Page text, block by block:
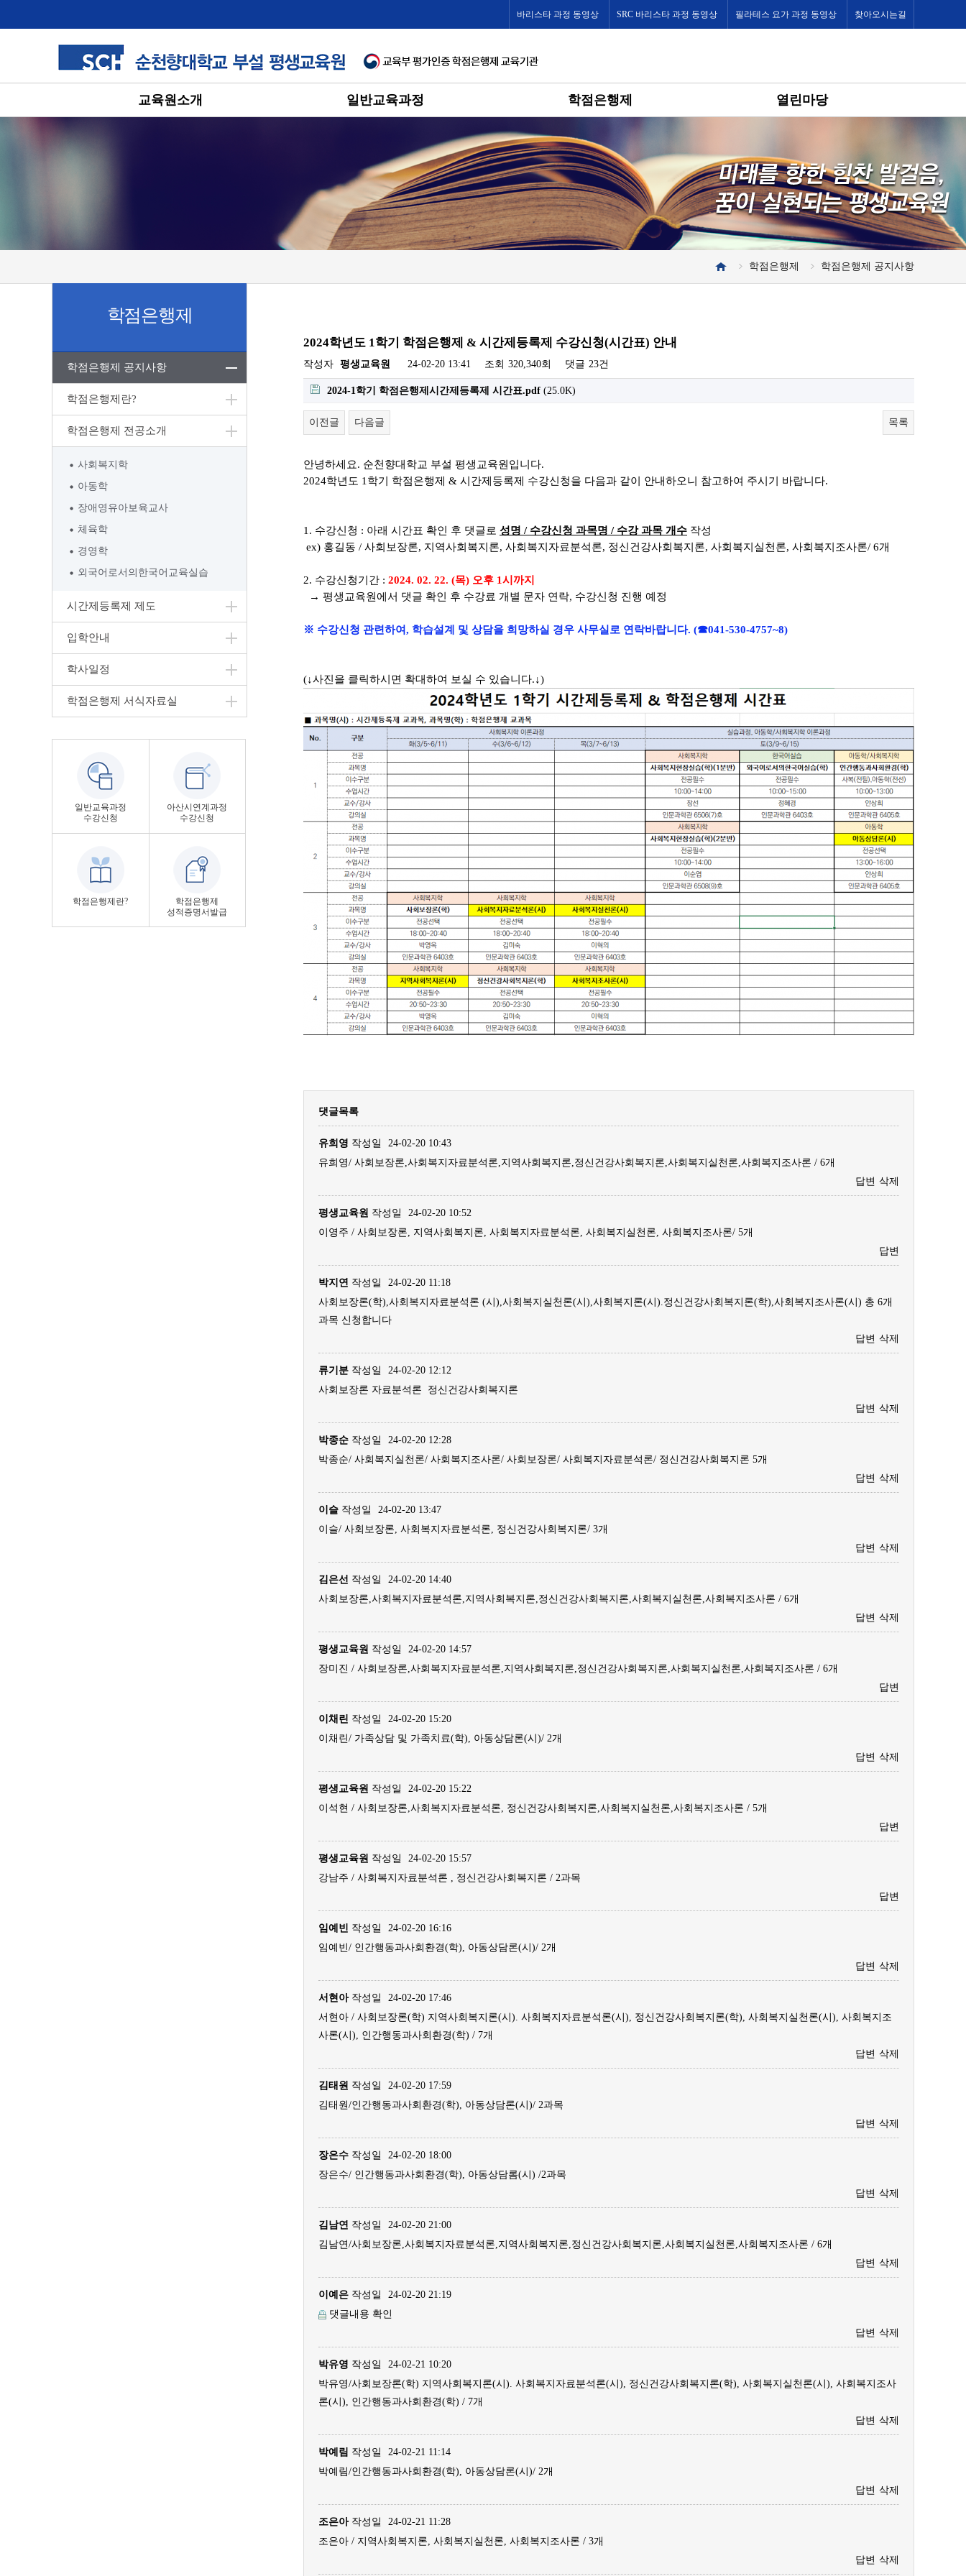
바리스타 과정 동영상 SRC 바리스타 과정 동영상 필라테스 요가 과정 동영상 찾아오시는길
교육원소개 일반교육과정 학점은행제 열린마당
학점은행제 학점은행제 공지사항
학점은행제
학점은행제 공지사항
학점은행제란?
학점은행제 전공소개
사회복지학
아동학
장애영유아보육교사
체육학
경영학
외국어로서의한국어교육실습
시간제등록제 제도
입학안내
학사일정
학점은행제 서식자료실
일반교육과정
수강신청
아산시연계과정
수강신청
학점은행제란?
학점은행제
성적증명서발급
2024학년도 1학기 학점은행제 & 시간제등록제 수강신청(시간표) 안내
작성자 평생교육원 24-02-20 13:41 조회 320,340회 댓글 23건
2024-1학기 학점은행제시간제등록제 시간표.pdf (25.0K)
이전글 다음글 목록
안녕하세요. 순천향대학교 부설 평생교육원입니다.
2024학년도 1 학기 학점은행제 & 시간제등록제 수강신청을 다음과 같이 안내하오니 참고하여 주시기 바랍니다.
1. 수강신청 : 아래 시간표 확인 후 댓글로 성명 / 수강신청 과목명 / 수강과목 개수 작성
ex) 홍길동 / 사회보장론, 지역사회복지론, 사회복지자료분석론, 정신건강사회복지론, 사회복지실천론, 사회복지조사론/ 6개
2. 수강신청기간 : 2024. 02. 22. (목) 오후 1시까지
→ 평생교육원에서 댓글 확인 후 수강료 개별 문자 연락, 수강신청 진행 예정
※ 수강신청 관련하여, 학습설계 및 상담을 희망하실 경우 사무실로 연락바랍니다. (☎041-530-4757~8)
(↓사진을 클릭하시면 확대하여 보실 수 있습니다.↓)
댓글목록
유희영 작성일
24-02-20 10:43
유희영/ 사회보장론,사회복지자료분석론,지역사회복지론,정신건강사회복지론,사회복지실천론,사회복지조사론 / 6개
답변 삭제
평생교육원 작성일
24-02-20 10:52
이영주 / 사회보장론, 지역사회복지론, 사회복지자료분석론, 사회복지실천론, 사회복지조사론/ 5개
답변
박지연 작성일
24-02-20 11:18
사회보장론(학),사회복지자료분석론 (시),사회복지실천론(시),사회복지론(시).정신건강사회복지론(학),사회복지조사론(시) 총 6개
과목 신청합니다
답변 삭제
류기분 작성일
24-02-20 12:12
사회보장론 자료분석론 정신건강사회복지론
답변 삭제
박종순 작성일
24-02-20 12:28
박종순/ 사회복지실천론/ 사회복지조사론/ 사회보장론/ 사회복지자료분석론/ 정신건강사회복지론 5개
답변 삭제
이슬 작성일
24-02-20 13:47
이슬/ 사회보장론, 사회복지자료분석론, 정신건강사회복지론/ 3개
답변 삭제
김은선 작성일
24-02-20 14:40
사회보장론,사회복지자료분석론,지역사회복지론,정신건강사회복지론,사회복지실천론,사회복지조사론 / 6개
답변 삭제
평생교육원 작성일
24-02-20 14:57
장미진 / 사회보장론,사회복지자료분석론,지역사회복지론,정신건강사회복지론,사회복지실천론,사회복지조사론 / 6개
답변
이채린 작성일
24-02-20 15:20
이채린/ 가족상담 및 가족치료(학), 아동상담론(시)/ 2개
답변 삭제
평생교육원 작성일
24-02-20 15:22
이석현 / 사회보장론,사회복지자료분석론, 정신건강사회복지론,사회복지실천론,사회복지조사론 / 5개
답변
평생교육원 작성일
24-02-20 15:57
강남주 / 사회복지자료분석론 , 정신건강사회복지론 / 2과목
답변
임예빈 작성일
24-02-20 16:16
임예빈/ 인간행동과사회환경(학), 아동상담론(시)/ 2개
답변 삭제
서현아작성일
24-02-20 17:46
서현아 / 사회보장론(학) 지역사회복지론(시). 사회복지자료분석론(시), 정신건강사회복지론(학), 사회복지실천론(시), 사회복지조
사론(시), 인간행동과사회환경(학) / 7개
답변 삭제
김태원 작성일
24-02-20 17:59
김태원/인간행동과사회환경(학), 아동상담론(시)/ 2과목
답변 삭제
장은수 작성일
24-02-20 18:00
장은수/ 인간행동과사회환경(학), 아동상담롬(시) /2과목
답변 삭제
김남연 작성일
24-02-20 21:00
김남연/사회보장론,사회복지자료분석론,지역사회복지론,정신건강사회복지론,사회복지실천론,사회복지조사론 / 6개
답변 삭제
이예은 작성일
24-02-20 21:19
댓글내용 확인
답변 삭제
박유영 작성일
24-02-21 10:20
박유영/사회보장론(학) 지역사회복지론(시). 사회복지자료분석론(시), 정신건강사회복지론(학), 사회복지실천론(시), 사회복지조사
론(시), 인간행동과사회환경(학) / 7개
답변 삭제
박예림 작성일
24-02-21 11:14
박예림/인간행동과사회환경(학), 아동상담론(시)/ 2개
답변 삭제
조은아작성일
24-02-21 11:28
조은아 / 지역사회복지론, 사회복지실천론, 사회복지조사론 / 3개
답변 삭제